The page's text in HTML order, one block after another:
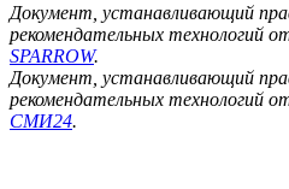
Документ, устанавливающий
рекомендательных технологий
SPARROW.
Документ, устанавливающий
рекомендательных технологий
СМИ24.